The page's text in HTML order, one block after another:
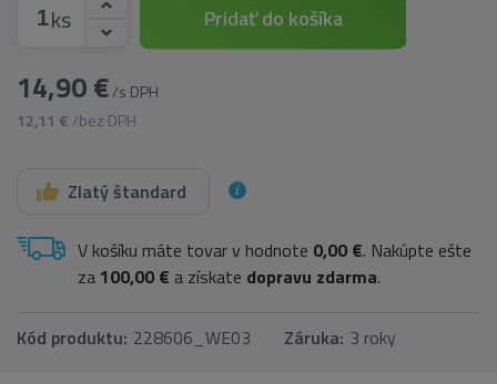
ks
14,90 €/s DPH
12,11 € /bez DPH
Pridať do košíka
Zlatý štandard
V košíku máte tovar v hodnote 0,00 €. Nakúpte ešte
za 100,00 € a získate dopravu zdarma.
Kód produktu: 228606_WE03 Záruka: 3 roky